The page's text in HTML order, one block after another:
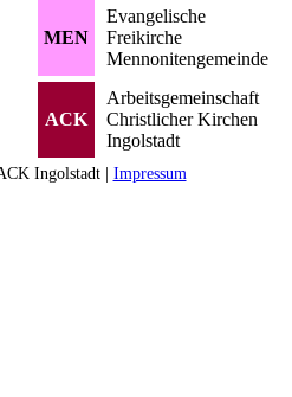
MEN
Evangelische
Freikirche
Mennonitengemeinde
ACK
Arbeitsgemeinschaft
Christlicher Kirchen
Ingolstadt
Ingolstadt | Impressum